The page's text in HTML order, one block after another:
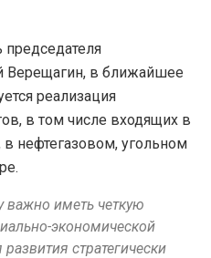
председателя
Верещагин, в ближайшее
реализация
в том числе входящих в
нефтегазовом, угольном
важно иметь четкую
экономической
стратегически